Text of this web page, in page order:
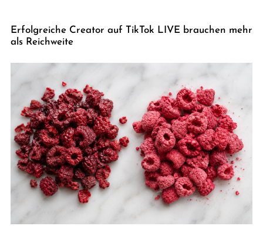
Erfolgreiche Creator auf TikTok LIVE brauchen mehr
als Reichweite